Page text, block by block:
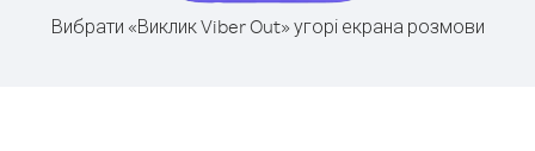
Вибрати «Виклик Viber Out» угорі екрана розмови